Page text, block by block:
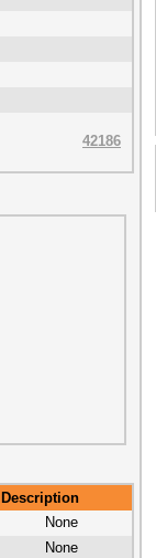
42186
Description
None
None